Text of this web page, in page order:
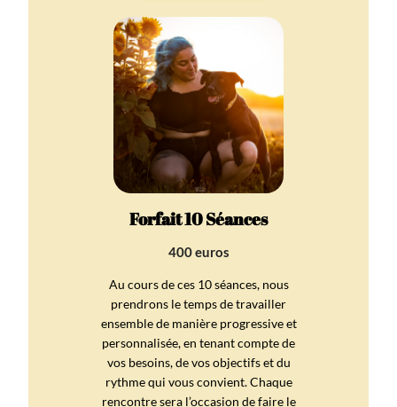
Forfait 10 Séances
400 euros
Au cours de ces 10 séances, nous
prendrons le temps de travailler
ensemble de manière progressive et
personnalisée, en tenant compte de
vos besoins, de vos objectifs et du
rythme qui vous convient. Chaque
rencontre sera l’occasion de faire le